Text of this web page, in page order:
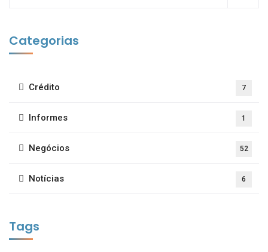
Categorias
Crédito 7
Informes 1
Negócios 52
Notícias 6
Tags